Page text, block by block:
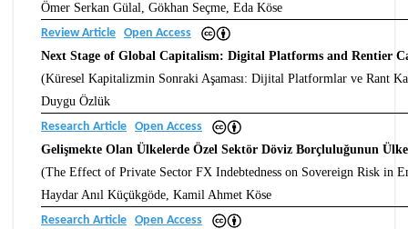
Ömer Serkan Gülal, Gökhan Seçme, Eda Köse
Review Article Open Access
Next Stage of Global Capitalism: Digital Platforms and Rentier
(Küresel Kapitalizmin Sonraki Aşaması: Dijital Platformlar ve Rant
Duygu Özlük
Research Article Open Access
Gelişmekte Olan Ülkelerde Özel Sektör Döviz Borçluluğunun
(The Effect of Private Sector FX Indebtedness on Sovereign Risk in
Haydar Anıl Küçükgöde, Kamil Ahmet Köse
Research Article Open Access